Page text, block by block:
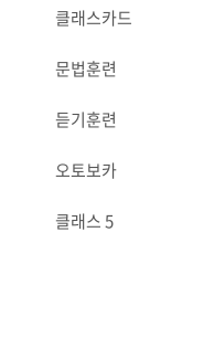
클래스카드
문법훈련
듣기훈련
오토보카
클래스 5